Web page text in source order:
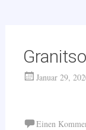
Januar 29,
Einen